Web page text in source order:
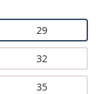
29
32
35